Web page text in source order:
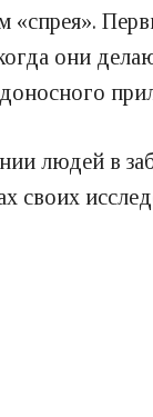
они
людей в
своих